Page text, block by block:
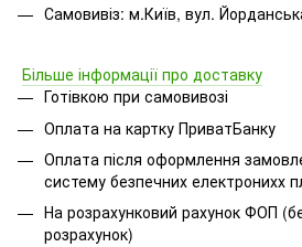
Самовивіз: м.Київ, вул.
Більше інформації про доставку
Готівкою при самовивозі
Оплата на картку ПриватБанку
Оплата після оформлення
систему безпечних електронихх
На розрахунковий рахунок ФОП
розрахунок)